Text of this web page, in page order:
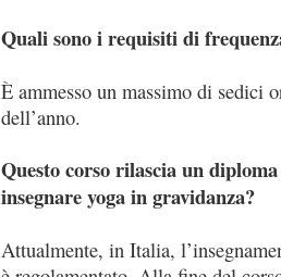
Quali sono i requisiti di
È ammesso un massimo di sedici
dell’anno.
Questo corso rilascia un
insegnare yoga in gravidanza?
Attualmente, in Italia,